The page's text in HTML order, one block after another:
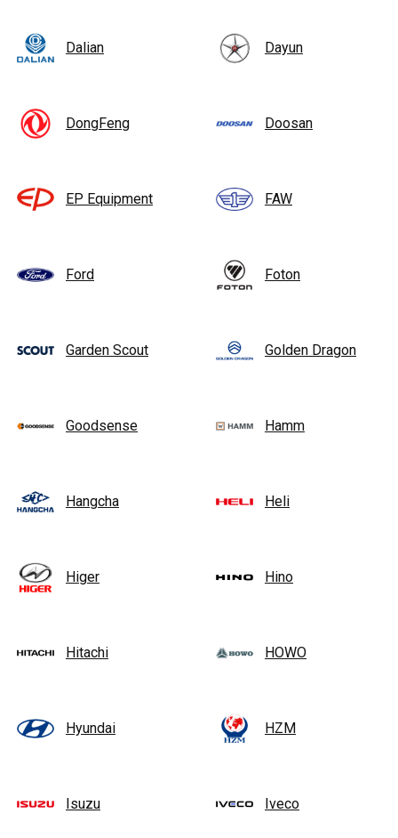
Dalian Dayun
DongFeng Doosan
EP Equipment FAW
Ford Foton
Garden Scout Golden Dragon
Goodsense Hamm
Hangcha Heli
Higer Hino
Hitachi HOWO
Hyundai HZM
Isuzu Iveco